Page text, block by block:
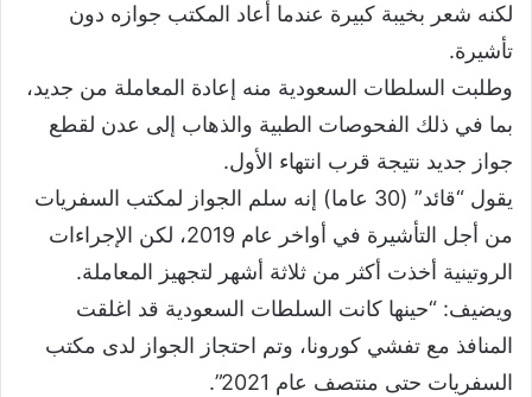
لكنه شعر بخيبة كبيرة عندما أعاد المكتب جوازه دون
تأشيرة.
وطلبت السلطات السعودية منه إعادة المعاملة من جديد،
بما في ذلك الفحوصات الطبية والذهاب إلى عدن لقطع
جواز جديد نتيجة قرب انتهاء الأول.
يقول “قائد” (30 عاما) إنه سلم الجواز لمكتب السفريات
من أجل التأشيرة في أواخر عام 2019، لكن الإجراءات
الروتينية أخذت أكثر من ثلاثة أشهر لتجهيز المعاملة.
ويضيف: “حينها كانت السلطات السعودية قد اغلقت
المنافذ مع تفشي كورونا، وتم احتجاز الجواز لدى مكتب
السفريات حتى منتصف عام 2021”.